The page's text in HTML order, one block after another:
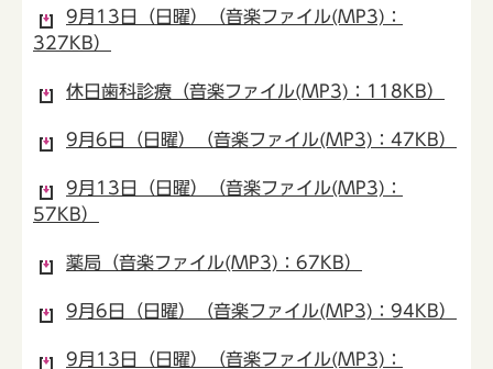
9月13日（日曜）（音楽ファイル(MP3)：
327KB）
休日歯科診療（音楽ファイル(MP3)：118KB）
9月6日（日曜）（音楽ファイル(MP3)：47KB）
9月13日（日曜）（音楽ファイル(MP3)：
57KB）
薬局（音楽ファイル(MP3)：67KB）
9月6日（日曜）（音楽ファイル(MP3)：94KB）
9月13日（日曜）（音楽ファイル(MP3)：